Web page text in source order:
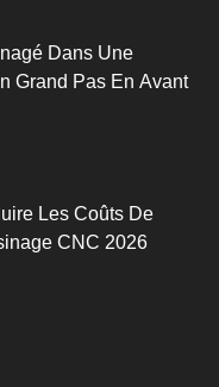
Dans Une
Grand Pas En Avant
Les Coûts De
CNC 2026